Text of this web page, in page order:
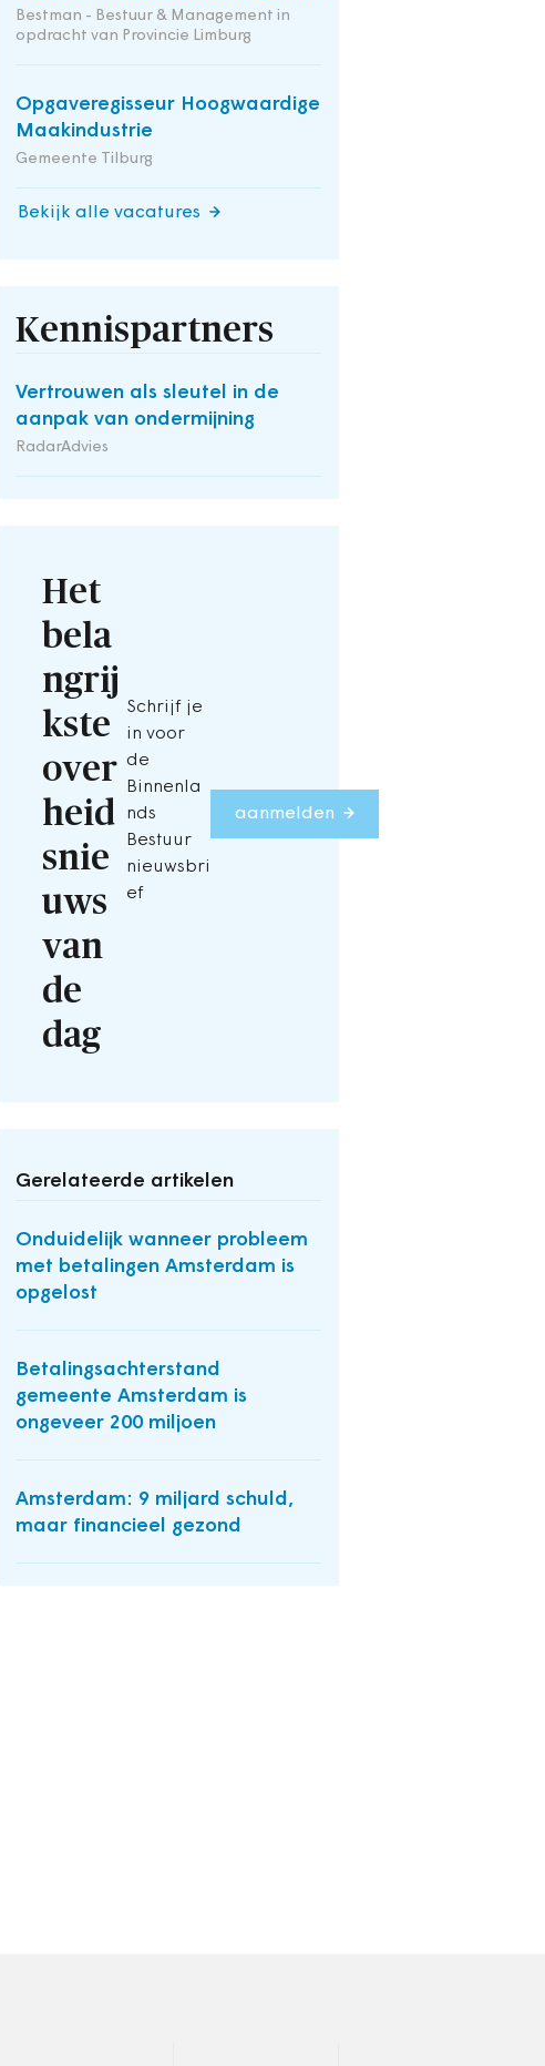
Bestman - Bestuur & Management in
opdracht van Provincie Limburg
Opgaveregisseur Hoogwaardige
Maakindustrie
Gemeente Tilburg
Bekijk alle vacatures
Kennispartners
Vertrouwen als sleutel in de
aanpak van ondermijning
RadarAdvies
Het
bela
ngrij
kste
over
heid
snie
uws
van
de
dag
Schrijf je
in voor
de
Binnenla
nds
Bestuur
nieuwsbri
ef
aanmelden
Gerelateerde artikelen
Onduidelijk wanneer probleem
met betalingen Amsterdam is
opgelost
Betalingsachterstand
gemeente Amsterdam is
ongeveer 200 miljoen
Amsterdam: 9 miljard schuld,
maar financieel gezond